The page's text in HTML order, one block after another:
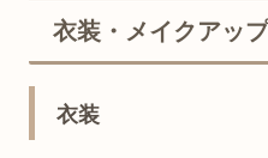
衣装・メイクアッ
衣装